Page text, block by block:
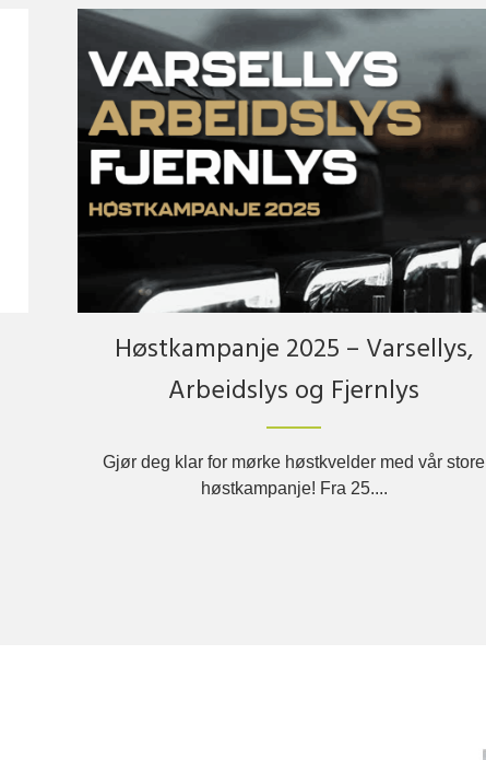
Høstkampanje 2025 – Varsellys,
Arbeidslys og Fjernlys
Gjør deg klar for mørke høstkvelder med vår store
høstkampanje! Fra 25....